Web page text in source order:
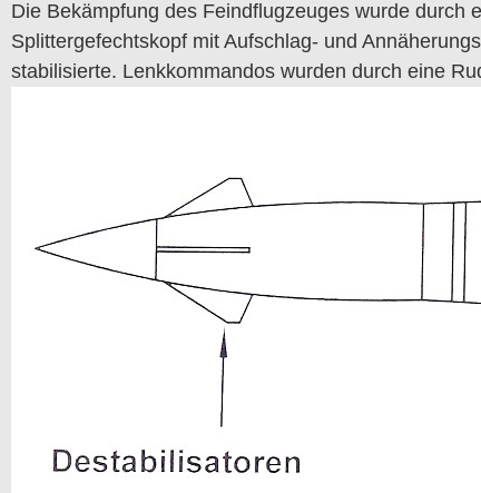
Die Bekämpfung des Feindflugzeuges wurde durch
Splittergefechtskopf mit Aufschlag- und
stabilisierte. Lenkkommandos wurden durch eine